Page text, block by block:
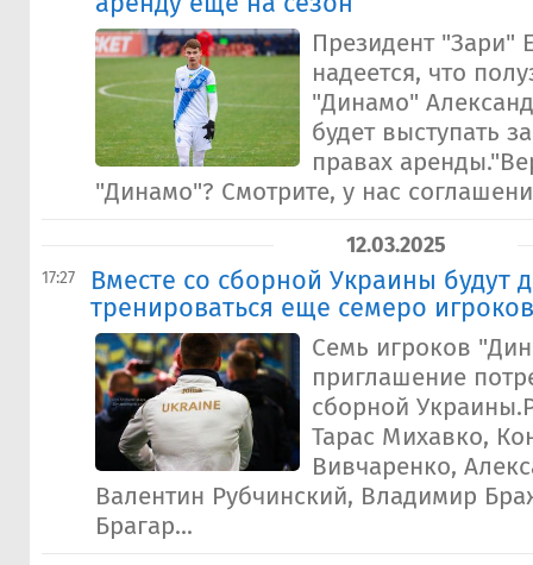
Президент "Зари"
надеется, что
"Динамо"
будет выступать
правах
"Динамо"? Смотрите, у нас
12.03.2025
17:27
Вместе со сборной Украины будут
тренироваться еще семеро
Семь игроков
приглашение
сборной
Тарас Михавко,
Вивчаренко,
Валентин Рубчинский, Владимир
Брагар...